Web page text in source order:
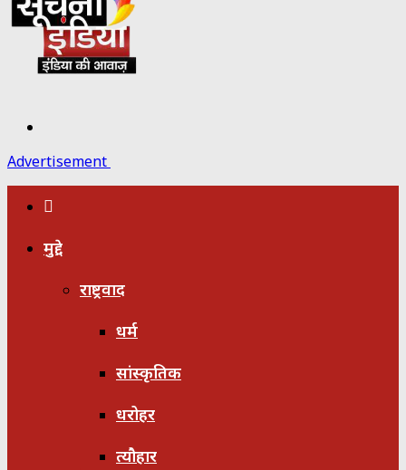
Advertisement
मुद्दे
राष्ट्रवाद
धर्म
सांस्कृतिक
धरोहर
त्यौहार